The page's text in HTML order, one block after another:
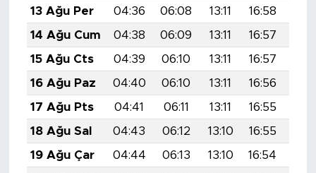
13 Ağu Per
04:36 06:08 13:11 16:58
14 Ağu Cum
04:38 06:09 13:11 16:57
15 Ağu Cts
04:39 06:10 13:11 16:57
16 Ağu Paz
04:40 06:10 13:11 16:56
17 Ağu Pts
04:41 06:11 13:11 16:55
18 Ağu Sal
04:43 06:12 13:10 16:55
19 Ağu Çar
04:44 06:13 13:10 16:54